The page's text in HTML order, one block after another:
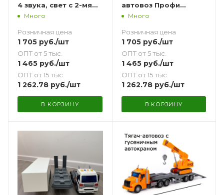
4 звука, свет с 2-мя
строительными
погрузчик
Много
Розничная цена
1 705 руб./шт
ОПТ от 5 тыс.
1 465 руб./шт
ОПТ от 15 тыс.
1 262.78 руб./шт
В КОРЗИНУ
автовоз Профи
Полесье 2 машинки,
см с машинками
Много
Розничная цена
1 705руб./шт
ОПТ от 5 тыс.
1 465руб./шт
ОПТ от 15 тыс.
1 262.78руб./шт
В КОРЗИНУ